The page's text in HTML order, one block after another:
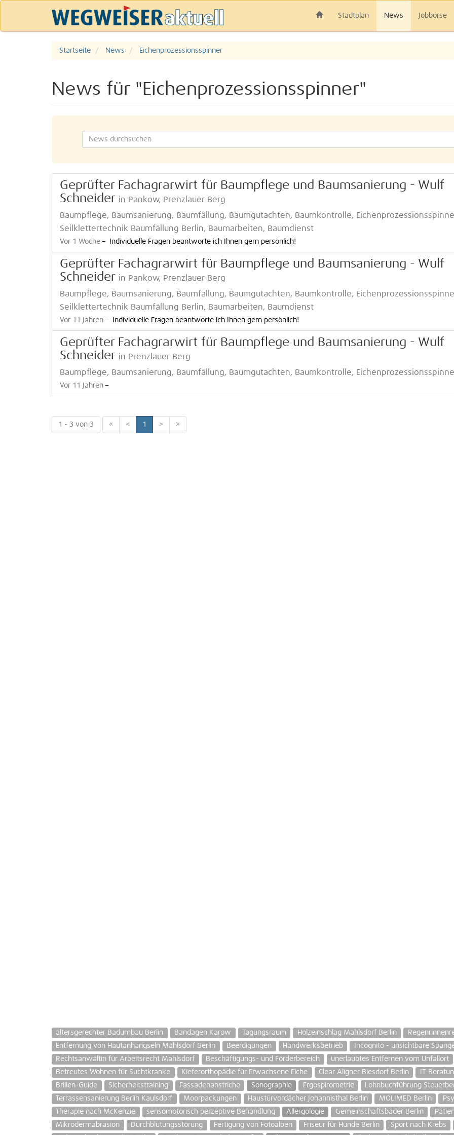
Stadtplan News Jobbörse
Startseite News Eichenprozessionsspinner
News für "Eichenprozessionsspinner"
Geprüfter Fachagrarwirt für Baumpflege und Baumsanierung - Wulf
Schneider in Pankow, Prenzlauer Berg
Baumpflege, Baumsanierung, Baumfällung, Baumgutachten, Baumkontrolle,
Seilklettertechnik Baumfällung Berlin, Baumarbeiten, Baumdienst
Vor 1 Woche – Individuelle Fragen beantworte ich Ihnen gern persönlich!
Geprüfter Fachagrarwirt für Baumpflege und Baumsanierung - Wulf
Schneider in Pankow, Prenzlauer Berg
Baumpflege, Baumsanierung, Baumfällung, Baumgutachten, Baumkontrolle,
Seilklettertechnik Baumfällung Berlin, Baumarbeiten, Baumdienst
Vor 11 Jahren – Individuelle Fragen beantworte ich Ihnen gern persönlich!
Geprüfter Fachagrarwirt für Baumpflege und Baumsanierung - Wulf
Schneider in Prenzlauer Berg
Baumpflege, Baumsanierung, Baumfällung, Baumgutachten, Baumkontrolle,
Vor 11 Jahren –
1 - 3 von 3 « < 1 > »
altersgerechter Badumbau Berlin Bandagen Karow Tagungsraum Holzeinschlag Mahlsdorf Berlin
Entfernung von Hautanhängseln Mahlsdorf Berlin
Beerdigungen Handwerksbetrieb
Incognito - unsichtbare
Rechtsanwältin für Arbeitsrecht Mahlsdorf
Beschäftigungs- und Förderbereich unerlaubtes Entfernen vom Unfallort
Betreutes Wohnen für Suchtkranke
Kieferorthopädie für Erwachsene Eiche Clear Aligner Biesdorf Berlin IT-
Brillen-Guide
Sicherheitstraining Fassadenanstriche Sonographie Ergospirometrie Lohnbuchführung
Terrassensanierung Berlin Kaulsdorf
Moorpackungen Haustürvordächer Johannisthal Berlin MOLIMED Berlin
Therapie nach McKenzie
sensomotorisch perzeptive Behandlung Allergologie Gemeinschaftsbäder Berlin
Mikrodermabrasion
Durchblutungsstörung Fertigung von Fotoalben Friseur für Hunde Berlin Sport nach Krebs